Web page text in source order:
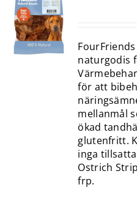
naturgodis
för att
mellanmål
ökad
glutenfritt.
inga
Ostrich
frp.